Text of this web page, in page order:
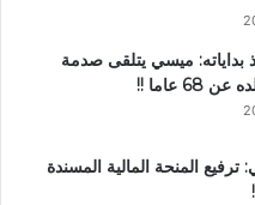
بداياته: ميسي يتلقى صدمة
عاما !!
ترفيع المنحة المالية المسندة